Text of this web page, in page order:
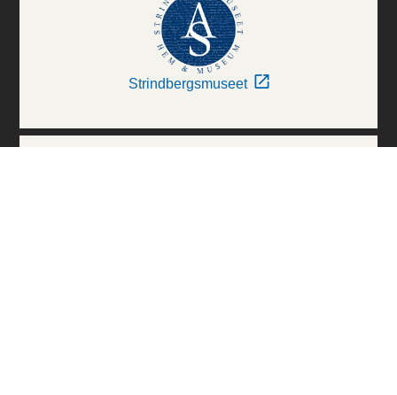
Strindbergsmuseet